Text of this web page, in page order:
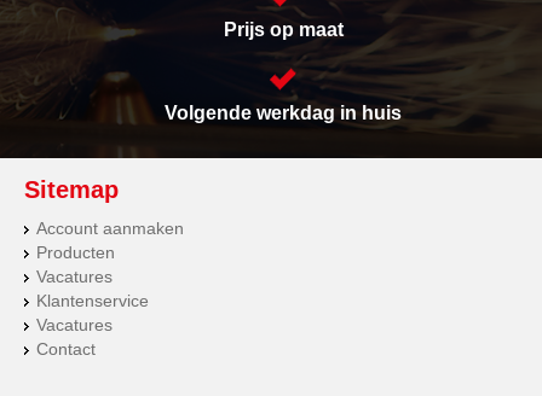
Prijs op maat
Volgende werkdag in huis
Sitemap
Account aanmaken
Producten
Vacatures
Klantenservice
Vacatures
Contact